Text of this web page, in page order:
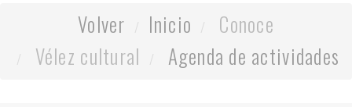
Volver Inicio
Conoce
Vélez cultural
Agenda de actividades